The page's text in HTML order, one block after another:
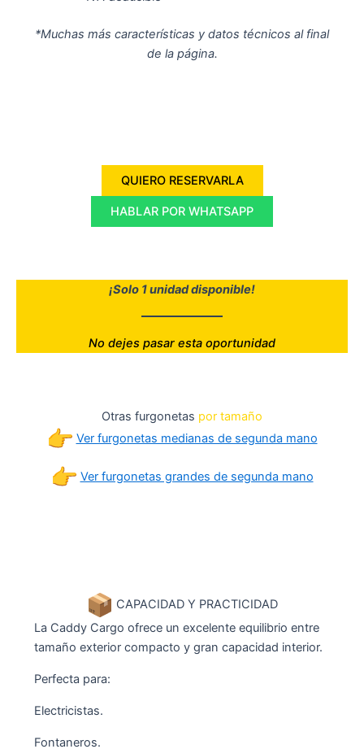
*Muchas más características y datos técnicos al final
de la página.
QUIERO RESERVARLA
HABLAR POR WHATSAPP
¡Solo 1 unidad disponible!
No dejes pasar esta oportunidad
Otras furgonetas por tamaño
Ver furgonetas medianas de segunda mano
Ver furgonetas grandes de segunda mano
CAPACIDAD Y PRACTICIDAD
La Caddy Cargo ofrece un excelente equilibrio entre
tamaño exterior compacto y gran capacidad interior.
Perfecta para:
Electricistas.
Fontaneros.